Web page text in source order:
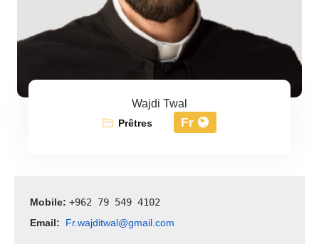
Wajdi Twal
Prêtres Fr
Mobile: +962 79 549 4102
Email: Fr.wajditwal@gmail.com